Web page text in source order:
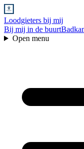
Loodgieters bij mij
Bij mij in de buurt
Open menu